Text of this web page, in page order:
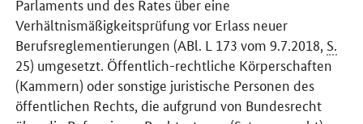
Parlaments und des Rates über eine
Verhältnismäßigkeitsprüfung vor Erlass neuer
Berufsreglementierungen (ABl. L 173 vom 9.7.2018, S.
25) umgesetzt. Öffentlich-rechtliche Körperschaften
(Kammern) oder sonstige juristische Personen des
öffentlichen Rechts, die aufgrund von Bundesrecht